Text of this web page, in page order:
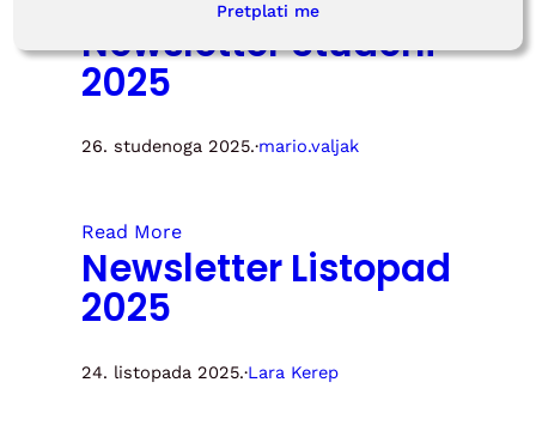
Newsletter Studeni
2025
26. studenoga 2025.·mario.valjak
Read More
Newsletter Listopad
2025
24. listopada 2025.·Lara Kerep
Pretplati me